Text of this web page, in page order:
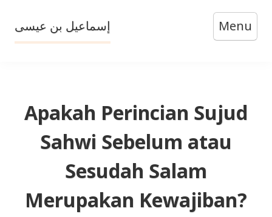
content
إسماعيل بن عيسى Menu
Apakah Perincian Sujud
Sahwi Sebelum atau
Sesudah Salam
Merupakan Kewajiban?